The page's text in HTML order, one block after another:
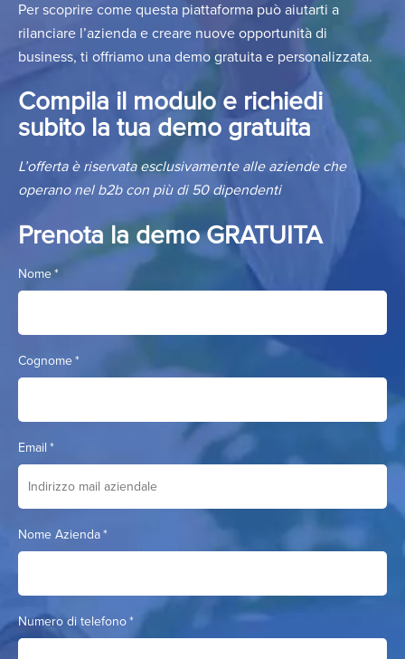
Per scoprire come questa piattaforma può aiutarti a
rilanciare l’azienda e creare nuove opportunità di
business, ti offriamo una demo gratuita e personalizzata.
Compila il modulo e richiedi
subito la tua demo gratuita
L’offerta è riservata esclusivamente alle aziende che
operano nel b2b con più di 50 dipendenti
Prenota la demo GRATUITA
Nome*
Cognome*
Email *
Nome Azienda*
Numero di telefono*